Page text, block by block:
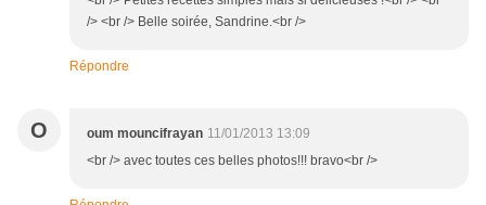
/> <br /> Belle soirée, Sandrine.<br />
Répondre
O oum mouncifrayan 11/01/2013 13:09
<br /> avec toutes ces belles photos!!! bravo<br />